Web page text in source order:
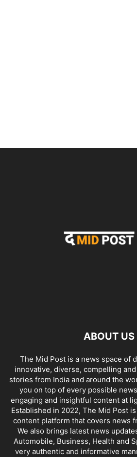
ABOUT US
The Mid Post is a news space of
innovative, diverse, compelling
stories from India and around the
you on top of every possible
engaging and insightful content at
Established in 2022, The Mid Post
content platform that covers news
We also brings latest news
Automobile, Business, Health and
very authentic and informative